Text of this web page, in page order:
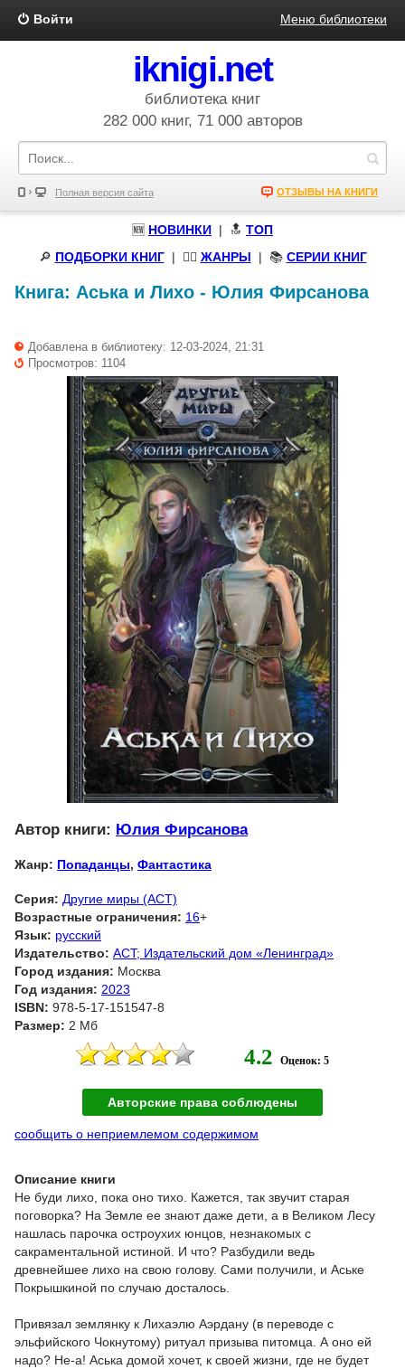
Войти Меню библиотеки
iknigi.net
библиотека книг
282 000 книг, 71 000 авторов
Полная версия сайта ОТЗЫВЫ НА КНИГИ
🆕 НОВИНКИ | 🔝 ТОП
🔎 ПОДБОРКИ КНИГ| 🧝‍♀️ ЖАНРЫ | 📚 СЕРИИ КНИГ
Книга: Аська и Лихо - Юлия Фирсанова
Добавлена в библиотеку: 12-03-2024, 21:31
Просмотров: 1104
Автор книги: Юлия Фирсанова
Жанр: Попаданцы, Фантастика
Серия: Другие миры (АСТ)
Возрастные ограничения: 16+
Язык: русский
Издательство: ACT; Издательский дом «Ленинград»
Город издания: Москва
Год издания: 2023
ISBN: 978-5-17-151547-8
Размер: 2 Мб
4.2 Оценок: 5
Авторские права соблюдены
сообщить о неприемлемом содержимом
Описание книги
Не буди лихо, пока оно тихо. Кажется, так звучит старая
поговорка? На Земле ее знают даже дети, а в Великом Лесу
нашлась парочка остроухих юнцов, незнакомых с
сакраментальной истиной. И что? Разбудили ведь
древнейшее лихо на свою голову. Сами получили, и Аське
Покрышкиной по случаю досталось.
Привязал землянку к Лихаэлю Аэрдану (в переводе с
эльфийского Чокнутому) ритуал призыва питомца. А оно ей
надо? Не-а! Аська домой хочет, к своей жизни, где не будет